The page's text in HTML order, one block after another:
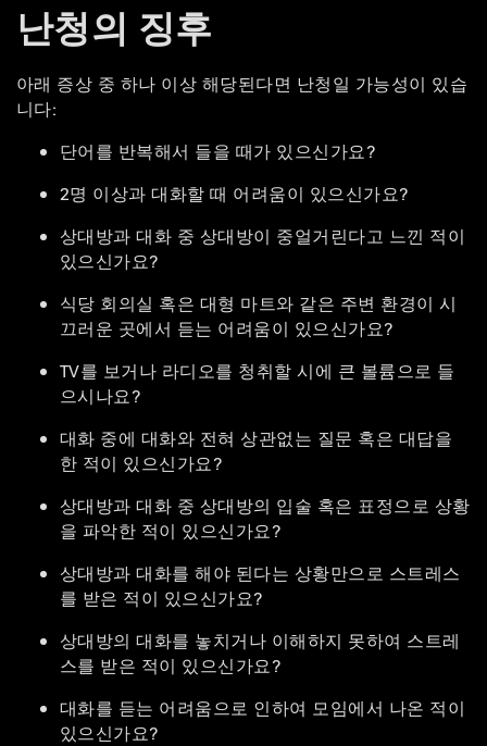
난청의 징후
아래 증상 중 하나 이상 해당된다면 난청일 가능성이 있습
니다:
단어를 반복해서 들을 때가 있으신가요?
2명 이상과 대화할 때 어려움이 있으신가요?
상대방과 대화 중 상대방이 중얼거린다고 느낀 적이
있으신가요?
식당 회의실 혹은 대형 마트와 같은 주변 환경이 시
끄러운 곳에서 듣는 어려움이 있으신가요?
TV를 보거나 라디오를 청취할 시에 큰 볼륨으로 들
으시나요?
대화 중에 대화와 전혀 상관없는 질문 혹은 대답을
한 적이 있으신가요?
상대방과 대화 중 상대방의 입술 혹은 표정으로 상황
을 파악한 적이 있으신가요?
상대방과 대화를 해야 된다는 상황만으로 스트레스
를 받은 적이 있으신가요?
상대방의 대화를 놓치거나 이해하지 못하여 스트레
스를 받은 적이 있으신가요?
대화를 듣는 어려움으로 인하여 모임에서 나온 적이
있으신가요?